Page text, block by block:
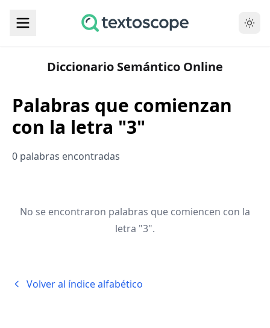
Diccionario Semántico Online
Palabras que comienzan
con la letra "3"
0 palabras encontradas
No se encontraron palabras que comiencen con la
letra "3".
Volver al índice alfabético